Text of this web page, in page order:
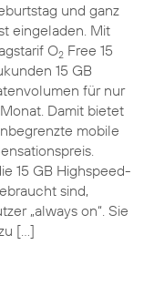
und ganz
eingeladen. Mit
O2Free 15
15 GB
für nur
Damit bietet
mobile
15 GB Highspeed-
sind,
„always on“. Sie
[…]